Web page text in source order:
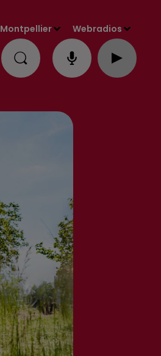
Montpellier Webradios